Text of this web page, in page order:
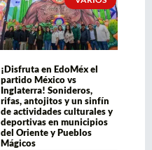
¡Disfruta en EdoMéx el
partido México vs
Inglaterra! Sonideros,
rifas, antojitos y un sinfín
de actividades culturales y
deportivas en municipios
del Oriente y Pueblos
Mágicos